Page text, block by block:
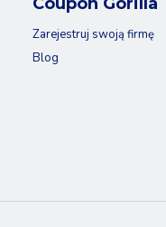
Zarejestruj swoją firmę
Blog